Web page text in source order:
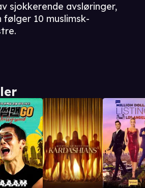
sjokkerende avsløringer,
følger 10 muslimsk-